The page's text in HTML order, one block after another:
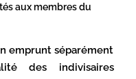
aux membres du
emprunt séparément
des indivisaires